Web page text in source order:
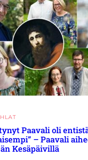
Paavali oli
– Paavali
Kesäpäivillä